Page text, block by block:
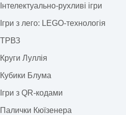
Інтелектуально-рухливі ігри
Ігри з лего: LEGO-технологія
ТРВЗ
Круги Луллія
Кубики Блума
Ігри з QR-кодами
Палички Кюїзенера